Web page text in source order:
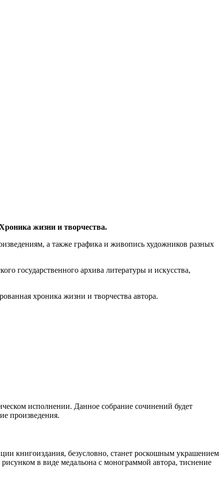
жизни и творчества.
а также графика и живопись художников разных
государственного архива литературы и искусства,
хроника жизни и творчества автора.
исполнении. Данное собрание сочинений будет
произведения.
книгоиздания, безусловно, станет роскошным украшением
в виде медальона с монограммой автора, тиснение